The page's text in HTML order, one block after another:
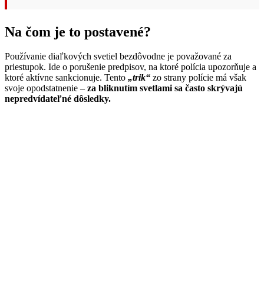
Na čom je to postavené?
Používanie diaľkových svetiel bezdôvodne je považované za
priestupok. Ide o porušenie predpisov, na ktoré polícia upozorňuje a
ktoré aktívne sankcionuje. Tento „trik“ zo strany polície má však
svoje opodstatnenie – za bliknutím svetlami sa často skrývajú
nepredvídateľné dôsledky.